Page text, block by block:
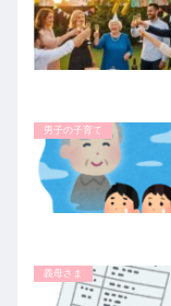
男子の子育て
義母さま